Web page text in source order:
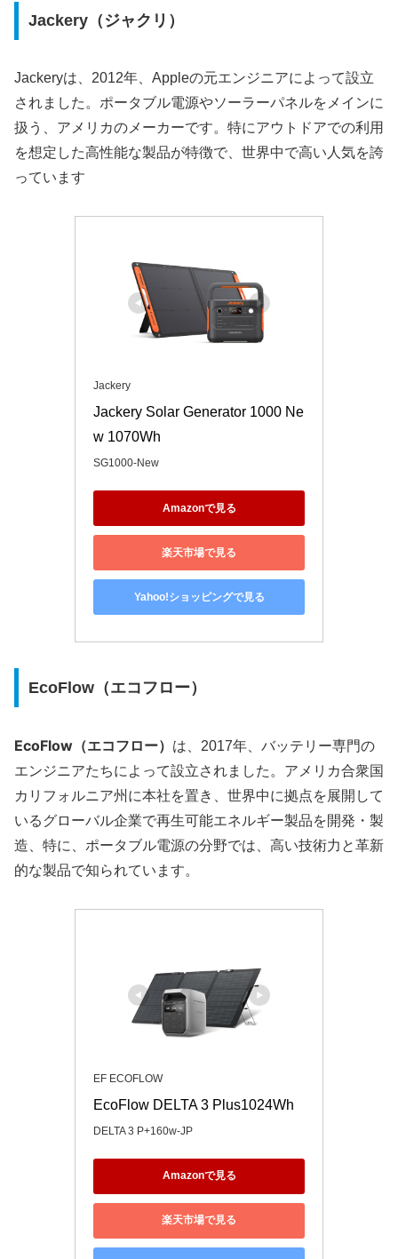
Jackery（ジャクリ）
Jackeryは、2012年、Appleの元エンジニアによって設立
されました。ポータブル電源やソーラーパネルをメインに
扱う、アメリカのメーカーです。特にアウトドアでの利用
を想定した高性能な製品が特徴で、世界中で高い人気を誇
っています
Jackery
Jackery Solar Generator 1000 Ne
w 1070Wh
SG1000-New
Amazonで見る
楽天市場で見る
Yahoo!ショッピングで見る
EcoFlow（エコフロー）
EcoFlow（エコフロー） は、2017年、バッテリー専門の
エンジニアたちによって設立されました。アメリカ合衆国
カリフォルニア州に本社を置き、世界中に拠点を展開して
いるグローバル企業で再生可能エネルギー製品を開発・製
造、特に、ポータブル電源の分野では、高い技術力と革新
的な製品で知られています。
EF ECOFLOW
EcoFlow DELTA 3 Plus1024Wh
DELTA 3 P+160w-JP
Amazonで見る
楽天市場で見る